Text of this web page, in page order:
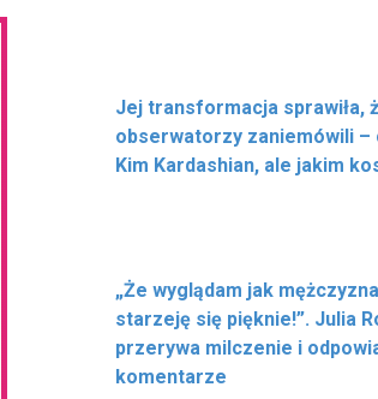
Jej transformacja sprawiła,
obserwatorzy zaniemówili –
Kim Kardashian, ale jakim
„Że wyglądam jak
starzeję się pięknie!”. Julia
przerywa milczenie i
komentarze